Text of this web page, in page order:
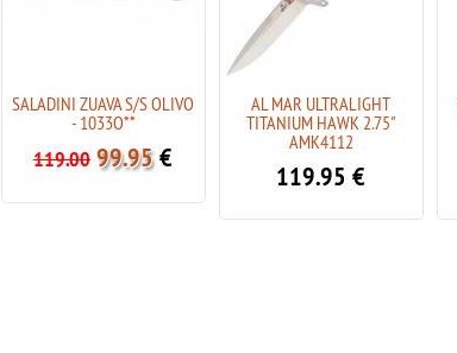
SALADINI ZUAVA S/S OLIVO
- 1033O**
119.00 99.95€
AL MAR ULTRALIGHT
TITANIUM HAWK 2.75"
AMK4112
119.95 €